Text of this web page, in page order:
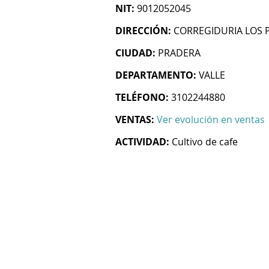
NIT: 9012052045
DIRECCIÓN: CORREGIDURIA LOS
CIUDAD: PRADERA
DEPARTAMENTO: VALLE
TELÉFONO: 3102244880
VENTAS: Ver evolución en ventas
ACTIVIDAD: Cultivo de cafe